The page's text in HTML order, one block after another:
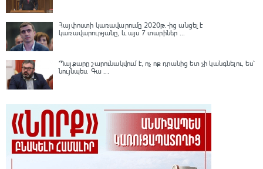
Հայփոստի կառավարումը 2020թ.-ից անցել է
կառավարությանը, և այս 7 տարիներ ...
Պայքարը շարունակվում է, ոչ ոք դրանից ետ չի կանգնելու, ես՝
նույնպես․ Գա ...